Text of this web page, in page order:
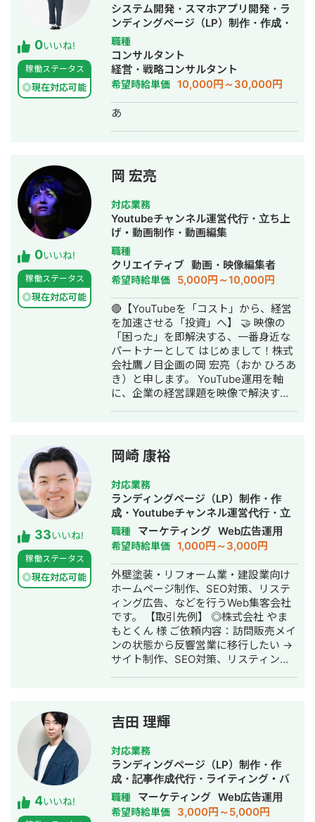
https://hirourimi.com/
サンプル1 （ホロスコープマスター）
https://hirourimi.com/
0いいね!
稼働ステータス
◎現在対応可能
システム開発・スマホアプリ開発・ラ
ンディングページ（LP）制作・作成・
ECサイト構築・ネットショップ作成代
行・新規事業立上・SNS運用代行・ホ
ームページ制作・作成・AI活用
職種
コンサルタント
経営・戦略コンサルタント
希望時給単価 10,000円～30,000円
あ
0いいね!
稼働ステータス
◎現在対応可能
岡 宏亮
対応業務
Youtubeチャンネル運営代行・立ち上
げ・動画制作・動画編集
職種
クリエイティブ 動画・映像編集者
希望時給単価 5,000円～10,000円
🔴【YouTubeを「コスト」から、経営
を加速させる「投資」へ】 🤝 映像の
「困った」を即解決する、一番身近な
パートナーとして はじめまして！株式
会社鷹ノ目企画の岡 宏亮（おか ひろあ
き）と申します。 YouTube運用を軸
に、企業の経営課題を映像で解決する
の動画、もっと良くならない？」 「タ
クシー広告やプロモーション映像も検
討したい」 そんな言語化できていない
段階の「些細な悩み」を、プロの視点
で紐解くのが私の得意領域です。映像
制作・分析・運用まで一気通貫で対応
できるからこそ、どんな角度のご相談
にも「その場」で回答いたします。 🎥
映像歴8年。理論と実績に裏打ちされた
プロの視点 高校時代から映像制作を開
始し、芸術系大学にて映像の歴史から
高度な応用技術まで4年間徹底的に学び
ました。単に「動画を作る」だけでは
なく、「なぜその映像が必要なの
か？」という本質を追求し続けていま
す。 大学在学中からプロとしてキャリ
アをスタートし、現在は【企画・撮
った知見を活かし、貴社の専属ディレ
クターとして伴走します。 📈【実績
１】運用リプレイスによる劇的な数値
改善 他社から弊社へ運用を引き継いだ
（リプレイス）結果、1年間で主要指標
を大幅に底上げしました。前代理店で
の停滞を打破し、「アルゴリズムに評
価され、拡散される」チャンネルへと
33いいね!
稼働ステータス
◎現在対応可能
岡崎 康裕
対応業務
ランディングページ（LP）制作・作
成・Youtubeチャンネル運営代行・立
ち上げ・SEO対策・新規事業立上・
SNS運用代行・記事作成代行・ライテ
ィング・ホームページ制作・作成・バ
ナー制作・デザイン・リスティング広
告運用代行・オウンドメディア制作・
構築・運用代行・動画制作・動画編集
職種 マーケティング Web広告運用
希望時給単価 1,000円～3,000円
外壁塗装・リフォーム業・建設業向け
ホームページ制作、SEO対策、リステ
ィング広告、などを行うWeb集客会社
です。 【取引先例】 ◎株式会社 やま
もとくん 様 ご依頼内容：訪問販売メイ
ンの状態から反響営業に移行したい →
サイト制作、SEO対策、リスティング
ムコーポレーション（ユーペイント）
様 ご依頼内容：Web集客を依頼したい
→サイト制作、SEO対策、リスティン
グ広告運用を実施 ◎商工会・業界メデ
ィア支援例 「東村山市商工会」様 「外
壁塗装の窓口」様 ほか多数 ◎難関キー
ワードで上位表示 ・「屋根」で1位 ・
「ガルバリウム 鋼板」で1位 ・「塗り
4いいね!
吉田 理輝
対応業務
ランディングページ（LP）制作・作
成・記事作成代行・ライティング・バ
ナー制作・デザイン・リスティング広
告運用代行・動画制作・動画編集
職種 マーケティング Web広告運用
希望時給単価 3,000円～5,000円